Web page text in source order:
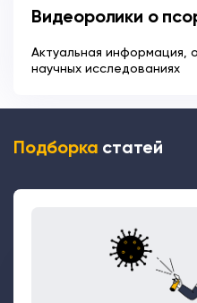
Видеоролики о
Актуальная информация,
научных исследованиях
Подборка статей